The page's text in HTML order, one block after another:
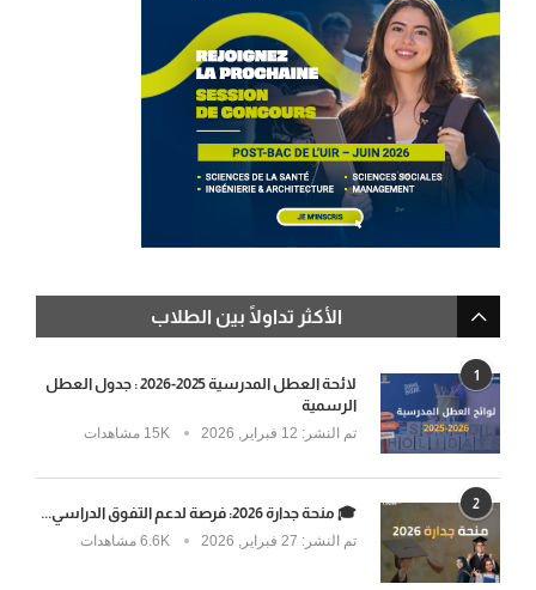
الأكثر تداولًا بين الطلاب
1
لائحة العطل المدرسية 2025-2026 : جدول العطل
الرسمية
تم النشر: 15K مشاهدات
2 🎓 منحة جدارة 2026: فرصة لدعم التفوق الدراسي...
تم النشر: 6.6K مشاهدات